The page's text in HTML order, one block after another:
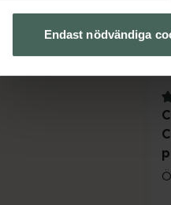
Endast nödvändiga